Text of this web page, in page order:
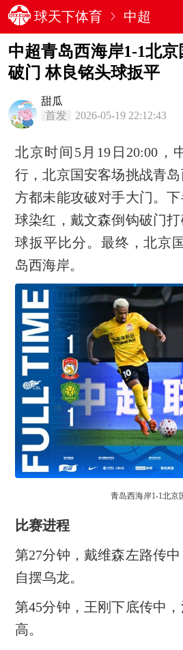
球天下体育 中超
中超青岛西海岸1-1北
破门 林良铭头球扳平
甜瓜
首发
2026-05-19 22:12:43
北京时间5月19日20:00，
行，北京国安客场挑战青
方都未能攻破对手大门。
球染红，戴文森倒钩破门
球扳平比分。最终，北京
岛西海岸。
青岛西海岸1-1北京
比赛进程
第27分钟，戴维森左路传
自摆乌龙。
第45分钟，王刚下底传中
高。